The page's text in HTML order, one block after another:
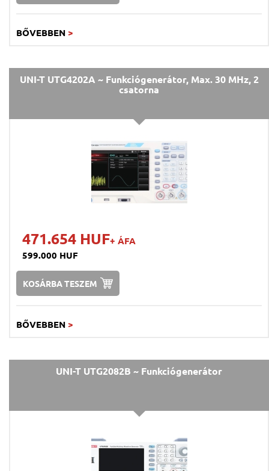
BŐVEBBEN >
UNI-T UTG4202A ~ Funkciógenerátor, Max. 30 MHz, 2
csatorna
471.654 HUF+ ÁFA
599.000 HUF
KOSÁRBA TESZEM
BŐVEBBEN >
UNI-T UTG2082B ~ Funkciógenerátor